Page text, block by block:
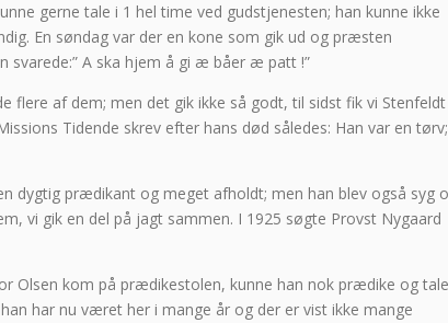
gerne tale i 1 hel time ved gudstjenesten; han kunne ikke
En søndag var der en kone som gik ud og præsten
svarede:” A ska hjem å gi æ båer æ patt !”
flere af dem; men det gik ikke så godt, til sidst fik vi Stenfeldt
Tidende skrev efter hans død således: Han var en tørv;
dygtig prædikant og meget afholdt; men han blev også syg
vi gik en del på jagt sammen. I 1925 søgte Provst Nygaard
Olsen kom på prædikestolen, kunne han nok prædike og tale
har nu været her i mange år og der er vist ikke mange